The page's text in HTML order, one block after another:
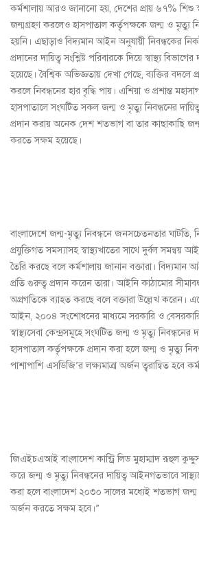
কর্মশালায় আরও জানানো হয়, দেশের প্রায় ৬৭% শিশু
জন্মগ্রহণ করলেও হাসপাতাল কর্তৃপক্ষকে জন্ম ও মৃত্যু
হয়নি। এছাড়াও বিদ্যমান আইন অনুযায়ী নিবন্ধকের
প্রদানের দায়িত্ব সংশ্লিষ্ট পরিবারকে দিয়ে স্বাস্থ্য
হয়েছে। বৈশ্বিক অভিজ্ঞতায় দেখা গেছে, ব্যক্তির বদলে
করলে নিবন্ধনের হার বৃদ্ধি পায়। এশিয়া ও প্রশান্ত
হাসপাতালে সংঘটিত সকল জন্ম ও মৃত্যু নিবন্ধনের
প্রদান করায় অনেক দেশ শতভাগ বা তার কাছাকাছি
করতে সক্ষম হয়েছে।
বাংলাদেশে জন্ম-মৃত্যু নিবন্ধনে জনসচেতনতার ঘাটতি,
প্রযুক্তিগত সমস্যাসহ স্বাস্থ্যখাতের সাথে দুর্বল সমন্বয়
তৈরি করছে বলে কর্মশালায় জানান বক্তারা। বিদ্যমান
প্রতি গুরুত্ব প্রদান করেন তারা। আইনি কাঠামোর
অগ্রগতিকে ব্যাহত করছে বলে বক্তারা উল্লেখ করেন।
আইন, ২০০৪ সংশোধনের মাধ্যমে সরকারি ও বেসরকারি
স্বাস্থ্যসেবা কেন্দ্রসমূহে সংঘটিত জন্ম ও মৃত্যু
হাসপাতাল কর্তৃপক্ষকে প্রদান করা হলে জন্ম ও মৃত্যু
পাশাপাশি এসডিজি’র লক্ষ্যমাত্রা অর্জন ত্বরান্বিত হবে
জিএইচএআই বাংলাদেশ কান্ট্রি লিড মুহাম্মাদ রূহুল
করে জন্ম ও মৃত্যু নিবন্ধনের দায়িত্ব আইনগতভাবে
করা হলে বাংলাদেশ ২০৩০ সালের মধ্যেই শতভাগ জন্ম ও
অর্জন করতে সক্ষম হবে।”